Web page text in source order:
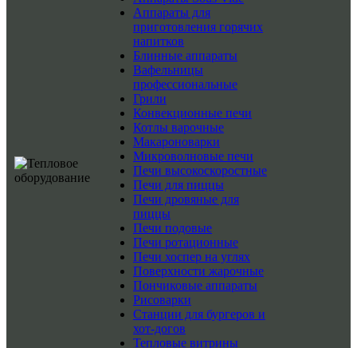
Аппараты для
приготовления горячих
напитков
Блинные аппараты
Вафельницы
профессиональные
Грили
Конвекционные печи
Котлы варочные
Макароноварки
Микроволновые печи
Печи высокоскоростные
Печи для пиццы
Печи дровяные для
пиццы
Печи подовые
Печи ротационные
Печи хоспер на углях
Поверхности жарочные
Пончиковые аппараты
Рисоварки
Станции для бургеров и
хот-догов
Тепловые витрины